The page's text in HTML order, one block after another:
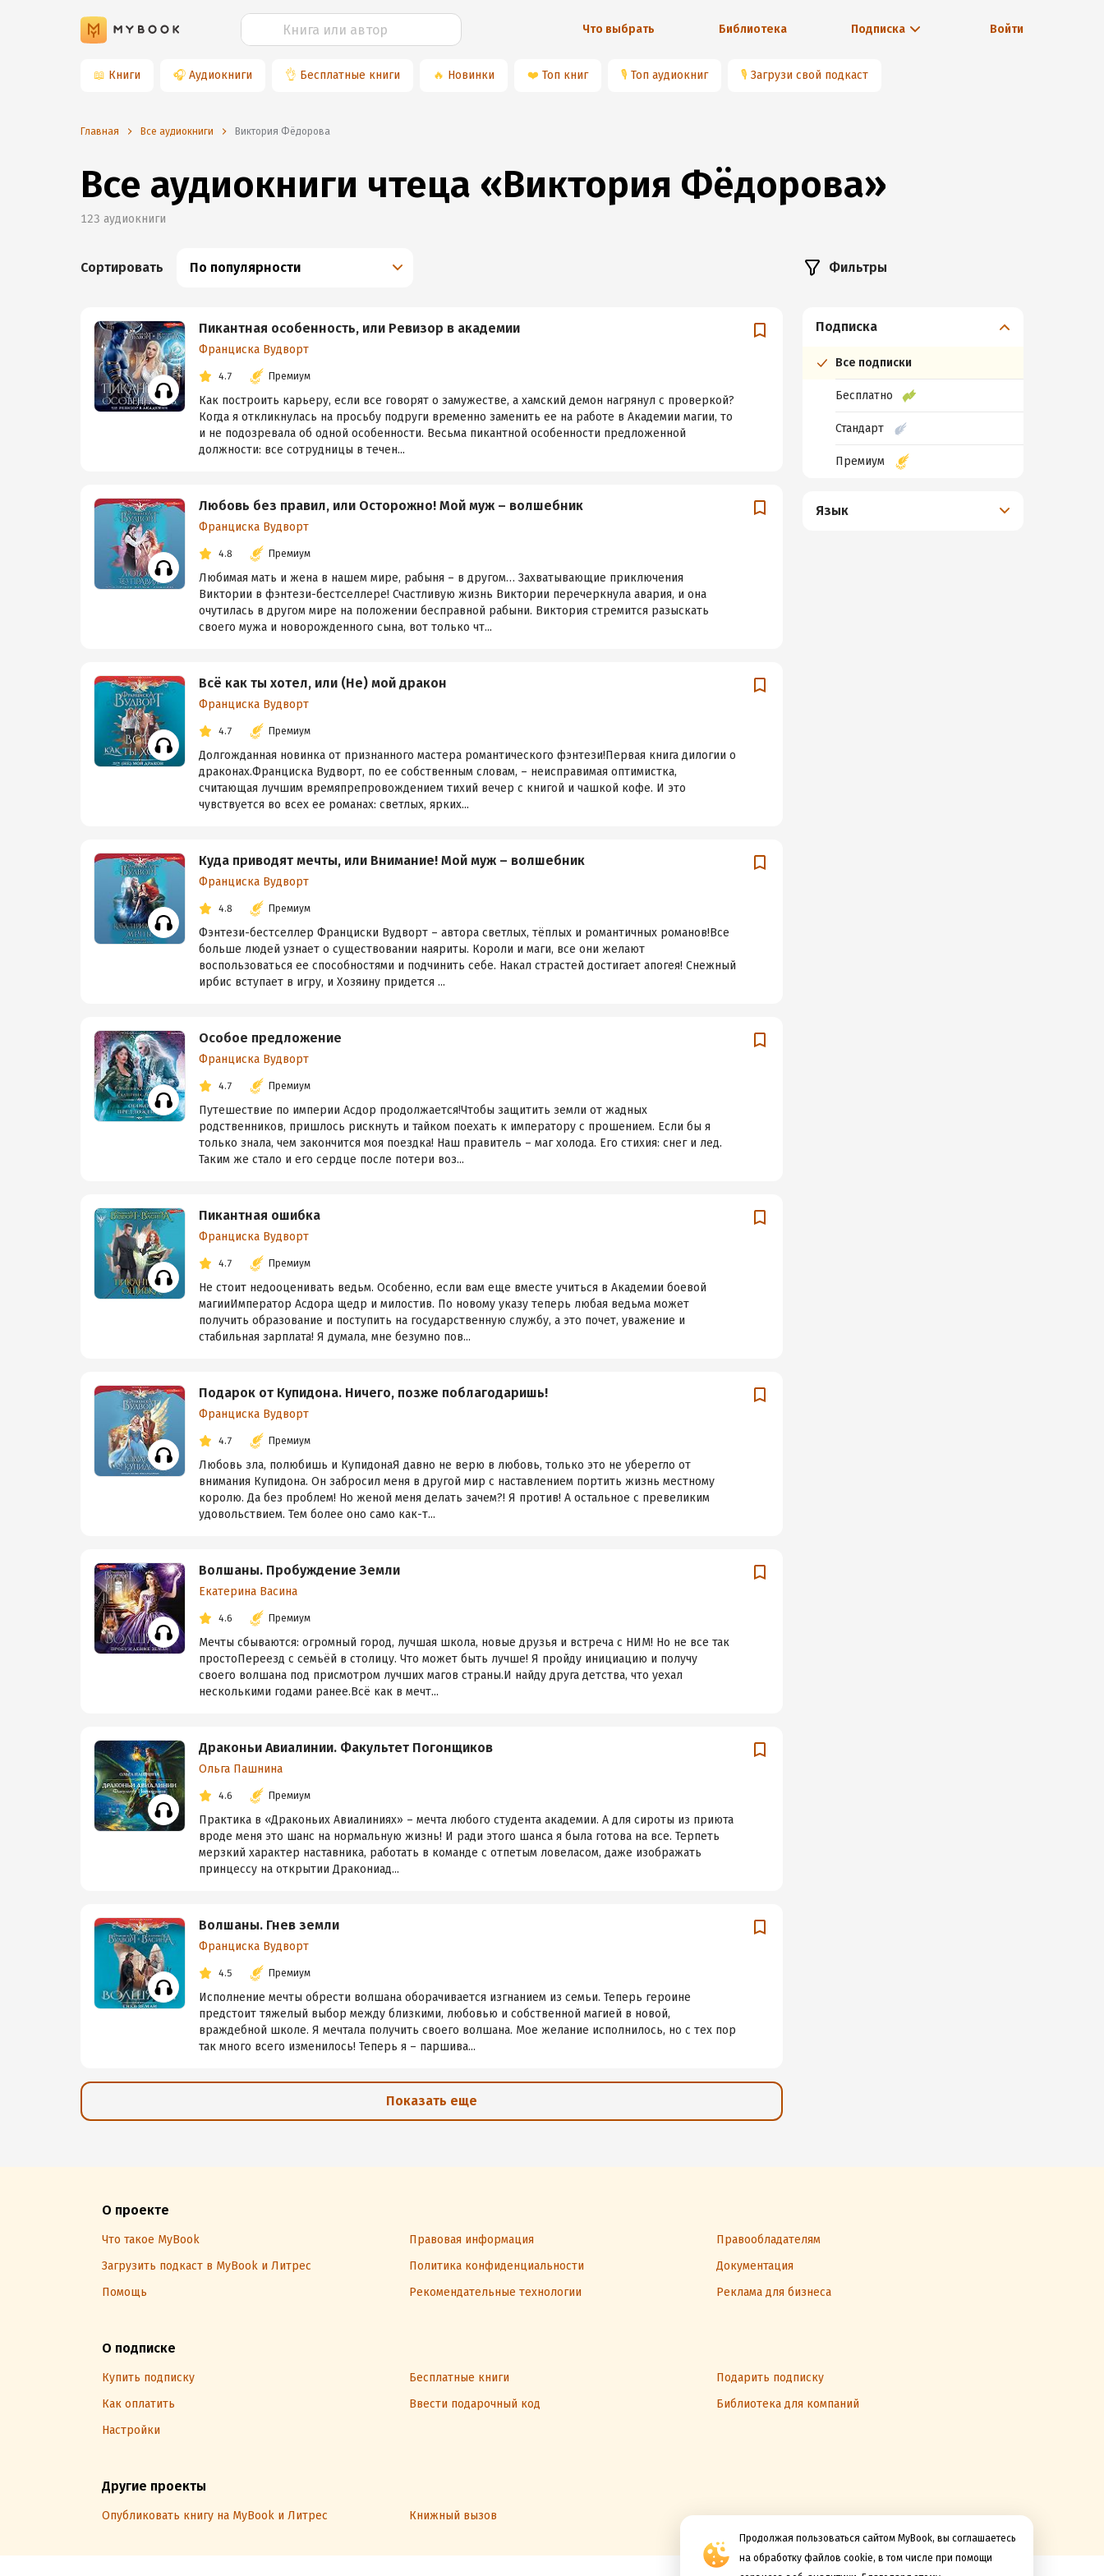
Что выбрать Библиотека Подписка Войти
📖 Книги 🎧 Аудиокниги 👌 Бесплатные книги 🔥 Новинки ❤️ Топ книг 🎙 Топ аудиокниг 🎙 Загрузи свой подкаст
Продолжая пользоваться сайтом MyBook, вы соглашаетесь
на обработку файлов cookie, в том числе при помощи
Главная Все аудиокниги Виктория Фёдорова
Все аудиокниги чтеца «Виктория Фёдорова»
123 аудиокниги
Сортировать По популярности
Пикантная особенность, или Ревизор в академии
Франциска Вудворт
4.7 Премиум
Как построить карьеру, если все говорят о замужестве, а хамский демон нагрянул с проверкой?
Когда я откликнулась на просьбу подруги временно заменить ее на работе в Академии магии, то
и не подозревала об одной особенности. Весьма пикантной особенности предложенной
должности: все сотрудницы в течен...
Любовь без правил, или Осторожно! Мой муж – волшебник
Франциска Вудворт
4.8 Премиум
Любимая мать и жена в нашем мире, рабыня – в другом… Захватывающие приключения
Виктории в фэнтези-бестселлере! Счастливую жизнь Виктории перечеркнула авария, и она
очутилась в другом мире на положении бесправной рабыни. Виктория стремится разыскать
своего мужа и новорожденного сына, вот только чт...
Всё как ты хотел, или (Не) мой дракон
Франциска Вудворт
4.7 Премиум
Долгожданная новинка от признанного мастера романтического фэнтези!Первая книга дилогии о
драконах.Франциска Вудворт, по ее собственным словам, – неисправимая оптимистка,
считающая лучшим времяпрепровождением тихий вечер с книгой и чашкой кофе. И это
чувствуется во всех ее романах: светлых, ярких...
Куда приводят мечты, или Внимание! Мой муж – волшебник
Франциска Вудворт
4.8 Премиум
Фэнтези-бестселлер Франциски Вудворт – автора светлых, тёплых и романтичных романов!Все
больше людей узнает о существовании наяриты. Короли и маги, все они желают
воспользоваться ее способностями и подчинить себе. Накал страстей достигает апогея! Снежный
ирбис вступает в игру, и Хозяину придется ...
Особое предложение
Франциска Вудворт
4.7 Премиум
Путешествие по империи Асдор продолжается!Чтобы защитить земли от жадных
родственников, пришлось рискнуть и тайком поехать к императору с прошением. Если бы я
только знала, чем закончится моя поездка! Наш правитель – маг холода. Его стихия: снег и лед.
Таким же стало и его сердце после потери воз...
Пикантная ошибка
Франциска Вудворт
4.7 Премиум
Не стоит недооценивать ведьм. Особенно, если вам еще вместе учиться в Академии боевой
магииИмператор Асдора щедр и милостив. По новому указу теперь любая ведьма может
получить образование и поступить на государственную службу, а это почет, уважение и
стабильная зарплата! Я думала, мне безумно пов...
Подарок от Купидона. Ничего, позже поблагодаришь!
Франциска Вудворт
4.7 Премиум
Любовь зла, полюбишь и КупидонаЯ давно не верю в любовь, только это не уберегло от
внимания Купидона. Он забросил меня в другой мир с наставлением портить жизнь местному
королю. Да без проблем! Но женой меня делать зачем?! Я против! А остальное с превеликим
удовольствием. Тем более оно само как-т...
Волшаны. Пробуждение Земли
Екатерина Васина
4.6 Премиум
Мечты сбываются: огромный город, лучшая школа, новые друзья и встреча с НИМ! Но не все так
простоПереезд с семьёй в столицу. Что может быть лучше! Я пройду инициацию и получу
своего волшана под присмотром лучших магов страны.И найду друга детства, что уехал
несколькими годами ранее.Всё как в мечт...
Драконьи Авиалинии. Факультет Погонщиков
Ольга Пашнина
4.6 Премиум
Практика в «Драконьих Авиалиниях» – мечта любого студента академии. А для сироты из приюта
вроде меня это шанс на нормальную жизнь! И ради этого шанса я была готова на все. Терпеть
мерзкий характер наставника, работать в команде с отпетым ловеласом, даже изображать
принцессу на открытии Дракониад...
Волшаны. Гнев земли
Франциска Вудворт
4.5 Премиум
Исполнение мечты обрести волшана оборачивается изгнанием из семьи. Теперь героине
предстоит тяжелый выбор между близкими, любовью и собственной магией в новой,
враждебной школе. Я мечтала получить своего волшана. Мое желание исполнилось, но с тех пор
так много всего изменилось! Теперь я – паршива...
Показать еще
Фильтры
Подписка
Все подписки
Бесплатно
Стандарт
Премиум
Язык
О проекте
Что такое MyBook Правовая информация
Правообладателям
Загрузить подкаст в MyBook и Литрес
Политика конфиденциальности
Документация
Помощь
Рекомендательные технологии Реклама для бизнеса
О подписке
Купить подписку Бесплатные книги
Подарить подписку
Как оплатить
Ввести подарочный код
Библиотека для компаний
Настройки
Другие проекты
Опубликовать книгу на MyBook и Литрес Книжный вызов